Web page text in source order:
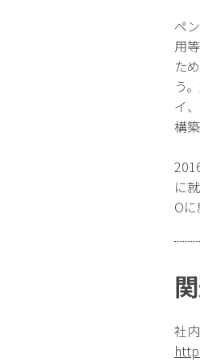
ペ
用
た
う
イ
構築
に
O
社